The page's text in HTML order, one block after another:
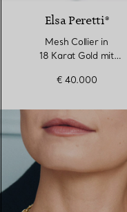
Elsa Peretti®
Mesh Collier in
18 Karat Gold mit
Look
€ 40.000